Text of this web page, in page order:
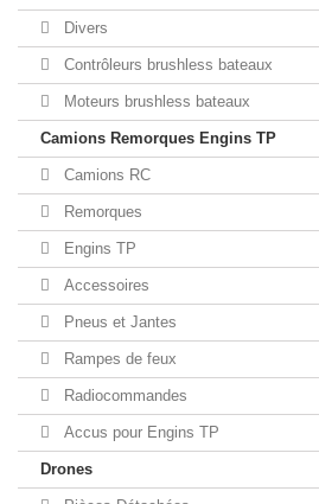
Divers
Contrôleurs brushless bateaux
Moteurs brushless bateaux
Camions Remorques Engins TP
Camions RC
Remorques
Engins TP
Accessoires
Pneus et Jantes
Rampes de feux
Radiocommandes
Accus pour Engins TP
Drones